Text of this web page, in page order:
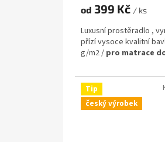
od 399 Kč / ks
Luxusní prostěradlo ,
přízí vysoce kvalitní
g/m2 / pro matrace
Tip
český výrobek